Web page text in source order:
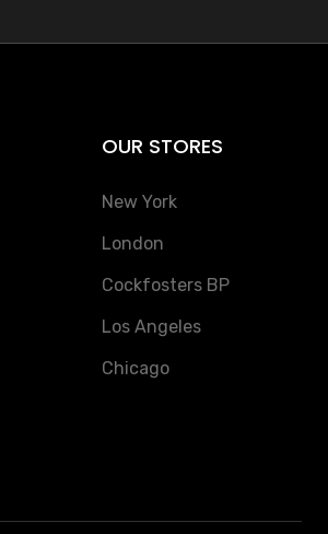
OUR STORES
New York
London
Cockfosters BP
Los Angeles
Chicago